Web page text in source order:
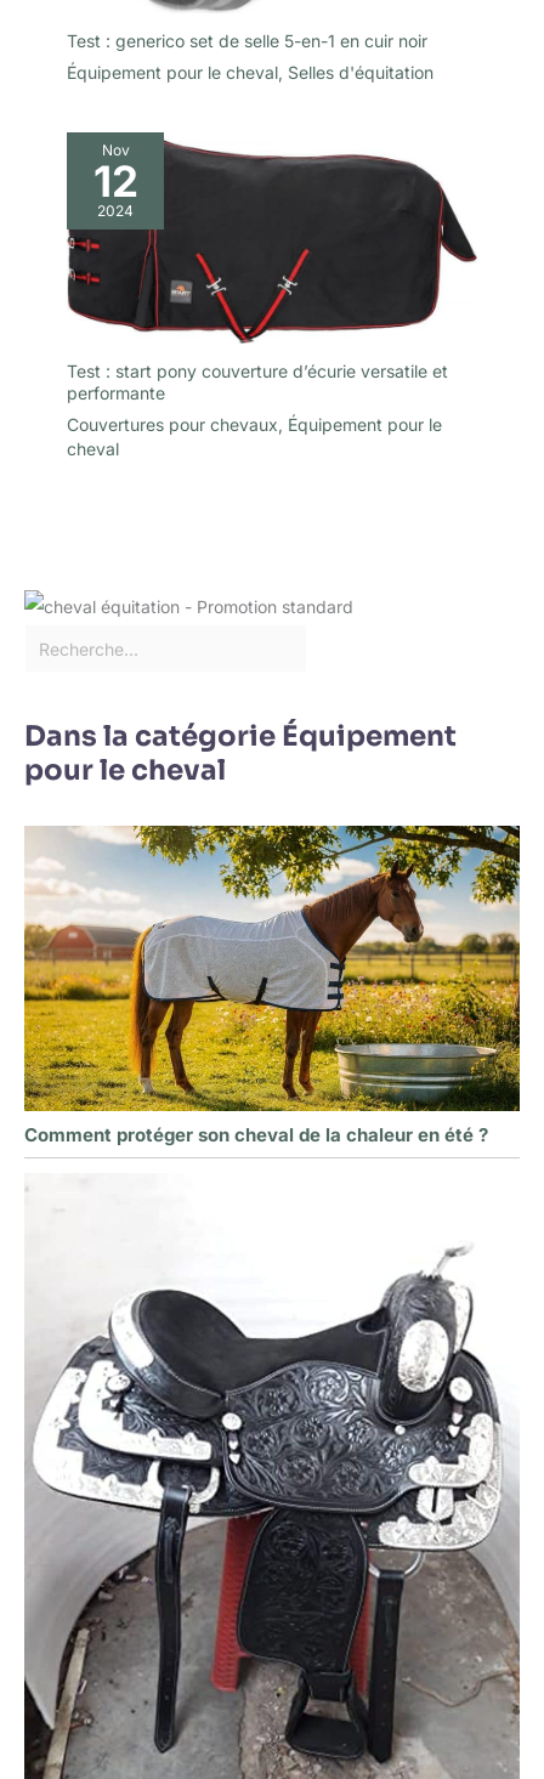
Test : generico set de selle 5-en-1 en cuir noir
Équipement pour le cheval, Selles d'équitation
Nov
12
2024
Test : start pony couverture d’écurie versatile et
performante
Couvertures pour chevaux, Équipement pour le
cheval
Dans la catégorie Équipement
pour le cheval
Comment protéger son cheval de la chaleur en été ?